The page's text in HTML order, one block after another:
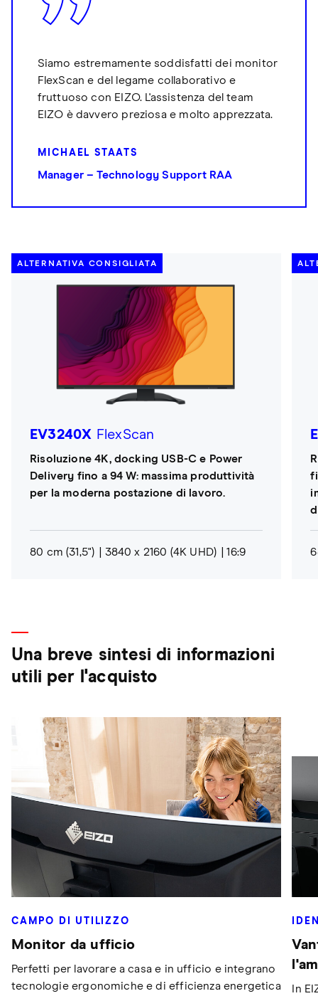
Siamo estremamente soddisfatti dei monitor
FlexScan e del legame collaborativo e
fruttuoso con EIZO. L'assistenza del team
EIZO è davvero preziosa e molto apprezzata.
MICHAEL STAATS
Manager – Technology Support RAA
ALTERNATIVA CONSIGLIATA
EV3240X FlexScan
Risoluzione 4K, docking USB-C e Power
Delivery fino a 94 W: massima produttività
per la moderna postazione di lavoro.
80 cm (31,5") 3840 x 2160 (4K UHD) 16:9
Una breve sintesi di informazioni
utili per l'acquisto
CAMPO DI UTILIZZO
Monitor da ufficio
Perfetti per lavorare a casa e in ufficio e integrano
tecnologie ergonomiche e di efficienza energetica
In